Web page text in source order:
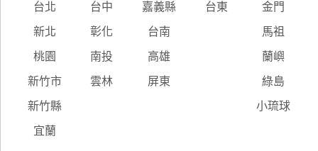
台北 台中 嘉義縣 台東 金門
新北 彰化 台南 馬祖
桃園 南投 高雄 蘭嶼
新竹市 雲林 屏東 綠島
新竹縣 小琉球
宜蘭